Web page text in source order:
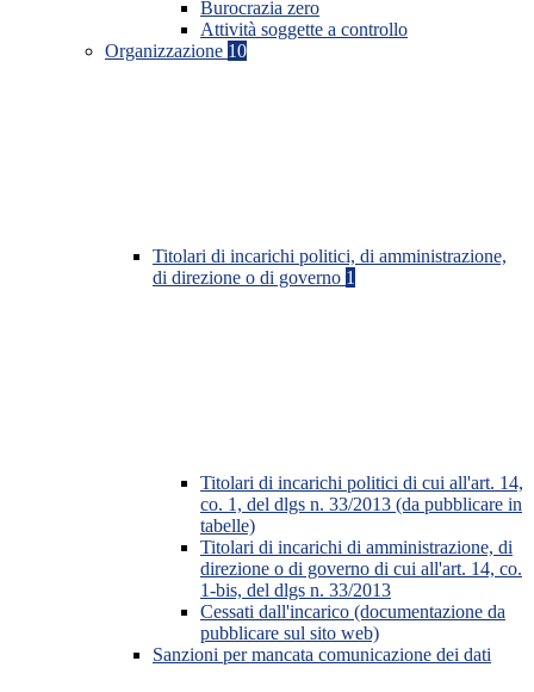
Burocrazia zero
Attività soggette a controllo
Organizzazione 10
Titolari di incarichi politici, di amministrazione,
di direzione o di governo 1
Titolari di incarichi politici di cui all'art. 14,
co. 1, del dlgs n. 33/2013 (da pubblicare in
tabelle)
Titolari di incarichi di amministrazione, di
direzione o di governo di cui all'art. 14, co.
1-bis, del dlgs n. 33/2013
Cessati dall'incarico (documentazione da
pubblicare sul sito web)
Sanzioni per mancata comunicazione dei dati